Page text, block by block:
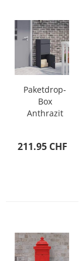
Paketdrop-
Box
Anthrazit
Stahl
211.95 CHF